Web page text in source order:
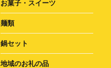
お菓子・スイーツ
麺類
鍋セット
地域のお礼の品